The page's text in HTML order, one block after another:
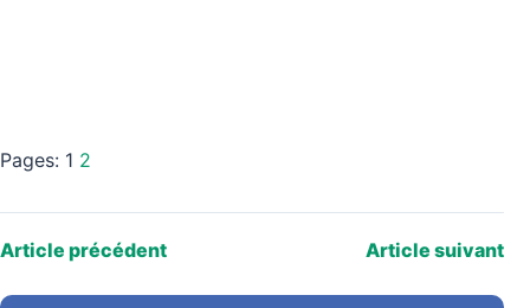
Pages: 1 2
Article précédent Article suivant